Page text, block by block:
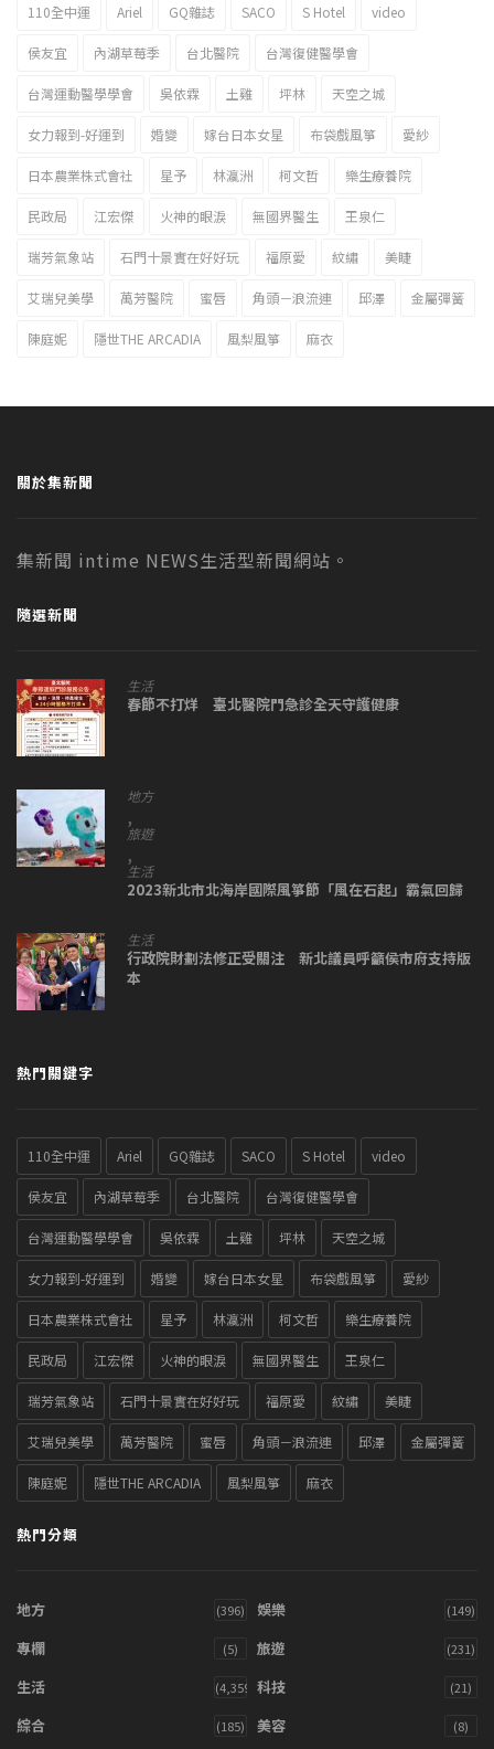
2023新北市北海岸國際風箏節「風在石起」霸氣回歸
110全中運 Ariel GQ雜誌 SACO S Hotel video
侯友宜 內湖草莓季 台北醫院 台灣復健醫學會
台灣運動醫學學會 吳依霖 土雞 坪林 天空之城
女力報到-好運到 婚變 嫁台日本女星 布袋戲風箏 愛紗
日本農業株式會社 星予 林瀛洲 柯文哲 樂生療養院
民政局 江宏傑 火神的眼淚 無國界醫生 王泉仁
瑞芳氣象站 石門十景實在好好玩 福原愛 紋繡 美睫
艾瑞兒美學 萬芳醫院 蜜唇 角頭－浪流連 邱澤 金屬彈簧
陳庭妮 隱世THE ARCADIA 風梨風箏 麻衣
關於集新聞
集新聞 intime NEWS生活型新聞網站。
隨選新聞
生活
春節不打烊 臺北醫院門急診全天守護健康
地方
,
旅遊
,
生活
2023新北市北海岸國際風箏節「風在石起」霸氣回歸
生活
行政院財劃法修正受關注 新北議員呼籲侯市府支持版
本
熱門關鍵字
110全中運 Ariel GQ雜誌 SACO S Hotel video
侯友宜 內湖草莓季 台北醫院 台灣復健醫學會
台灣運動醫學學會 吳依霖 土雞 坪林 天空之城
女力報到-好運到 婚變 嫁台日本女星 布袋戲風箏 愛紗
日本農業株式會社 星予 林瀛洲 柯文哲 樂生療養院
民政局 江宏傑 火神的眼淚 無國界醫生 王泉仁
瑞芳氣象站 石門十景實在好好玩 福原愛 紋繡 美睫
艾瑞兒美學 萬芳醫院 蜜唇 角頭－浪流連 邱澤 金屬彈簧
陳庭妮 隱世THE ARCADIA 風梨風箏 麻衣
熱門分類
地方 (396) 娛樂 (149)
專欄 (5) 旅遊 (231)
生活 (4,359) 科技 (21)
綜合 (185) 美容 (8)